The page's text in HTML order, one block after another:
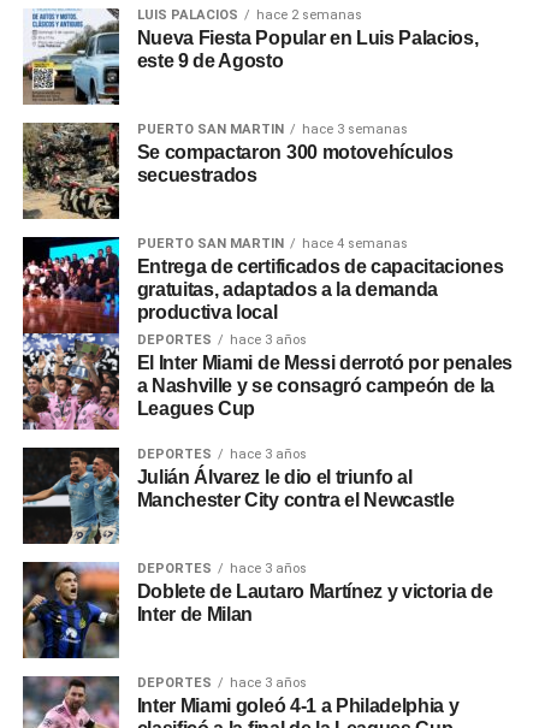
Adorniexplicó que el cierre de organismos «en algunos
será por decreto, en otros bastará con la decisión de cada
ministro». Respecto a los posibles despidos,
que «empleado que esté de más no tiene razón de ser
que un argentino abone su sueldo con sus impuestos».
0
LUIS PALACIOS hace 2 semanas
Nueva Fiesta Popular en Luis Palacios,
este 9 de Agosto
PUERTO SAN MARTIN hace 3 semanas
Se compactaron 300 motovehículos
secuestrados
PUERTO SAN MARTIN hace 4 semanas
Entrega de certificados de capacitaciones
gratuitas, adaptados a la demanda
productiva local
DEPORTES hace 3 años
El Inter Miami de Messi derrotó por penales
a Nashville y se consagró campeón de la
Leagues Cup
DEPORTES hace 3 años
Julián Álvarez le dio el triunfo al
Manchester City contra el Newcastle
DEPORTES hace 3 años
Doblete de Lautaro Martínez y victoria de
Inter de Milan
DEPORTES hace 3 años
Inter Miami goleó 4-1 a Philadelphia y